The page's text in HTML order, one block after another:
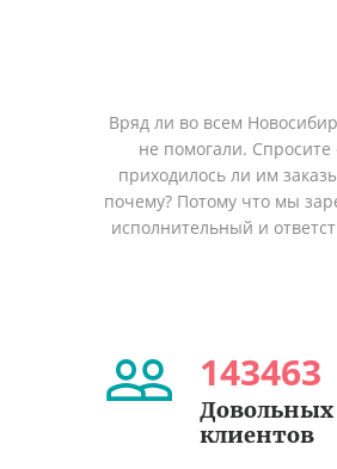
Вряд ли во всем
не помогали. Спросите
приходилось ли им
почему? Потому что мы
исполнительный и
143463
Довольных
клиентов